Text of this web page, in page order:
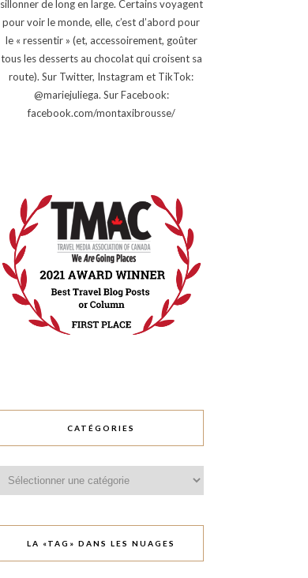
sillonner de long en large. Certains voyagent
pour voir le monde, elle, c’est d’abord pour
le « ressentir » (et, accessoirement, goûter
tous les desserts au chocolat qui croisent sa
route). Sur Twitter, Instagram et TikTok:
@mariejuliega. Sur Facebook:
facebook.com/montaxibrousse/
CATÉGORIES
LA «TAG» DANS LES NUAGES